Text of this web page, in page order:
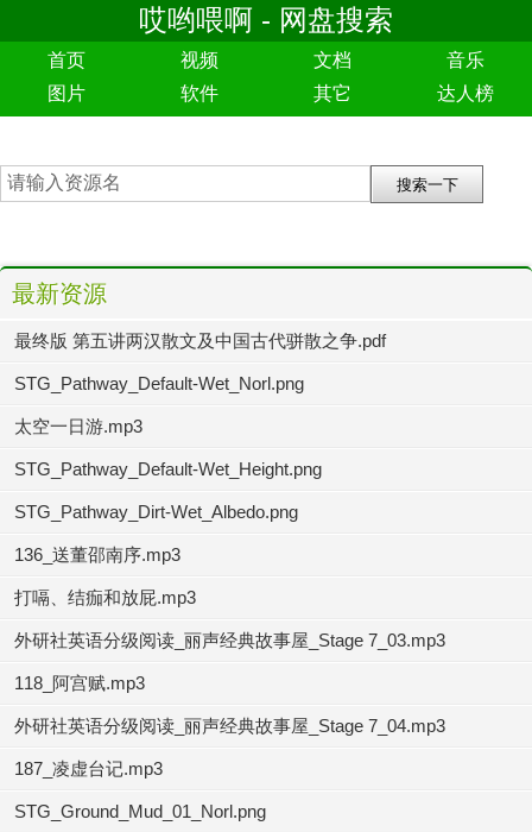
哎哟喂啊 - 网盘搜索
首页 视频 文档
音乐
图片
软件 其它 达人榜
最新资源
最终版 第五讲两汉散文及中国古代骈散之争.pdf
STG_Pathway_Default-Wet_Norl.png
太空一日游.mp3
STG_Pathway_Default-Wet_Height.png
STG_Pathway_Dirt-Wet_Albedo.png
136_送董邵南序.mp3
打嗝、结痂和放屁.mp3
外研社英语分级阅读_丽声经典故事屋_Stage 7_03.mp3
118_阿宫赋.mp3
外研社英语分级阅读_丽声经典故事屋_Stage 7_04.mp3
187_凌虚台记.mp3
STG_Ground_Mud_01_Norl.png